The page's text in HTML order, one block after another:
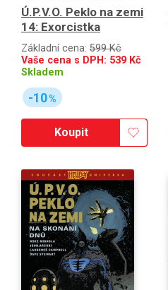
Ú.P.V.O. Peklo na zemi
14: Exorcistka
Základní cena: 599 Kč
Vaše cena s DPH: 539 Kč
Skladem
-10%
Koupit